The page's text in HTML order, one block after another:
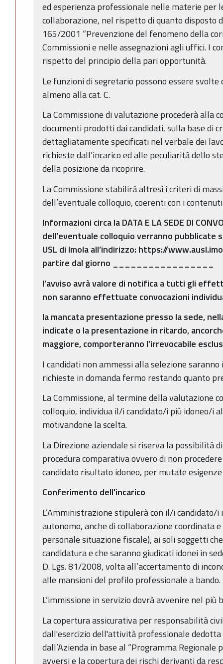
ed esperienza professionale nelle materie per
collaborazione, nel rispetto di quanto disposto
165/2001 “Prevenzione del fenomeno della
Commissioni e nelle assegnazioni agli uffici. I
rispetto del principio della pari opportunità.
Le funzioni di segretario possono essere
almeno alla cat. C.
La Commissione di valutazione procederà alla
documenti prodotti dai candidati, sulla base di
dettagliatamente specificati nel verbale dei
richieste dall’incarico ed alle peculiarità dello
della posizione da ricoprire.
La Commissione stabilirà altresì i criteri di
dell’eventuale colloquio, coerenti con i
Informazioni circa la DATA E LA SEDE DI
dell’eventuale colloquio verranno pubblicate
USL di Imola all’indirizzo: https://
partire dal giorno _________________
l’avviso avrà valore di notifica a tutti gli
non saranno effettuate convocazioni
la mancata presentazione presso la sede,
indicate o la presentazione in ritardo,
maggiore, comporteranno l’irrevocabile
I candidati non ammessi alla selezione
richieste in domanda fermo restando quanto
La Commissione, al termine della valutazione
colloquio, individua il/i candidato/i più idoneo/i
motivandone la scelta.
La Direzione aziendale si riserva la possibilità
procedura comparativa ovvero di non
candidato risultato idoneo, per mutate
Conferimento dell'incarico
L’Amministrazione stipulerà con il/i candidato/
autonomo, anche di collaborazione coordinata
personale situazione fiscale), ai soli soggetti
candidatura e che saranno giudicati idonei in
D. Lgs. 81/2008, volta all’accertamento di
alle mansioni del profilo professionale a bando.
L’immissione in servizio dovrà avvenire nel più
La copertura assicurativa per responsabilità
dall'esercizio dell'attività professionale
dall’Azienda in base al “Programma
avversi e la copertura dei rischi derivanti da